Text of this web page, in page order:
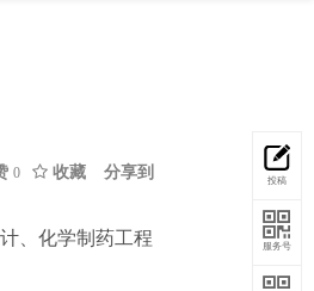
0 收藏 分享到
、化学制药工程
投稿
服务号